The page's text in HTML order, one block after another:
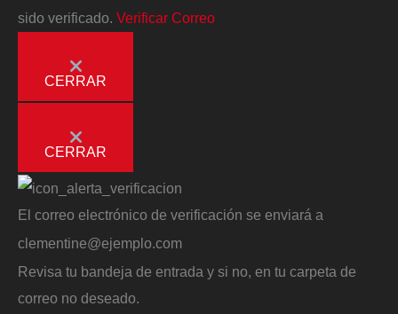
sido verificado. Verificar Correo
CERRAR
CERRAR
El correo electrónico de verificación se enviará a
clementine@ejemplo.com
Revisa tu bandeja de entrada y si no, en tu carpeta de
correo no deseado.